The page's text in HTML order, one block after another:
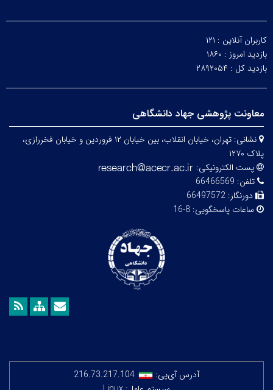
کاربران آنلاین : ۱۲۱
بازدید امروز : ۱۸۶۰
بازدید کل : ۲۸۹۲۰۵۴
معاونت پژوهشی جهاد دانشگاهی
نشانی:
تهران، خیابان انقلاب، بین خیابان ۱۲ فروردین و خیابان فخررازی،
پلاک ۱۲۷۰
پست الکترونیکی:
تلفن: 66466569
دورنگار: 66497572
ساعات پاسخگویی: 8-16
آدرس آی‌پی:
216.73.217.104